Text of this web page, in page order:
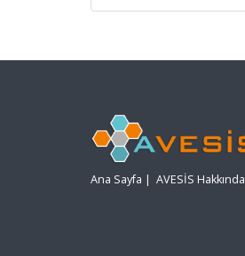
Ana Sayfa | AVESİS Hakkında